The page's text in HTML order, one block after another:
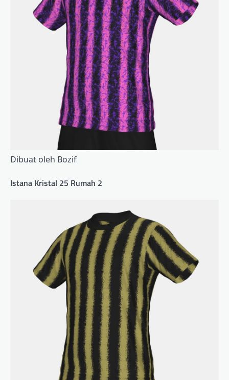
Dibuat oleh Bozif
Istana Kristal 25 Rumah 2